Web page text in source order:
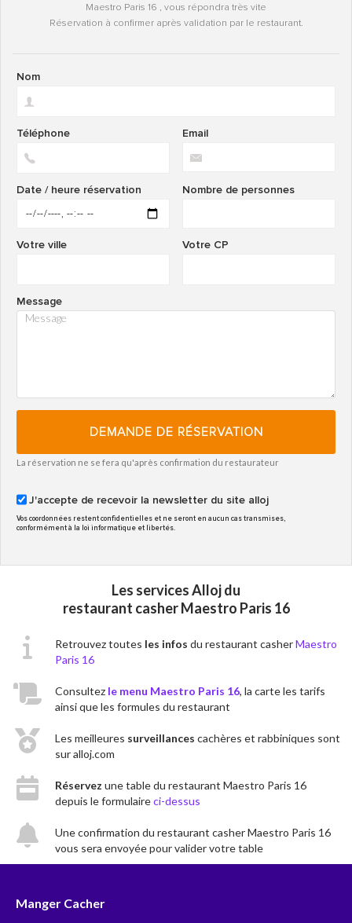
Maestro Paris 16 , vous répondra très vite
Réservation à confirmer après validation par le restaurant.
Nom
Email
Téléphone
Nombre de personnes
Date / heure réservation
Votre CP
Votre ville
Message
DEMANDE DE RÉSERVATION
La réservation ne se fera qu'après confirmation du restaurateur
J'accepte de recevoir la newsletter du site alloj
Vos coordonnées restent confidentielles et ne seront en aucun cas transmises,
conformément à la loi informatique et libertés.
Les services Alloj du
restaurant casher Maestro Paris 16
Retrouvez toutes les infos du restaurant casherMaestro
Paris 16
Consultez le menu Maestro Paris 16, la carte les tarifs
ainsi que les formules du restaurant
Les meilleures surveillances cachères et rabbiniques sont
sur alloj.com
Réservez une table du restaurant Maestro Paris 16
depuis le formulaireci-dessus
Une confirmation du restaurant casher Maestro Paris 16
vous sera envoyée pour valider votre table
Manger Cacher